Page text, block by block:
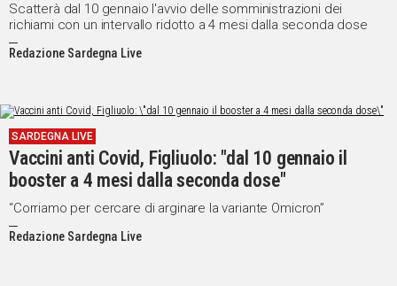
UNISCITI
WHATSAPP
Social
Scatterà dal 10 gennaio l'avvio delle somministrazioni dei
richiami con un intervallo ridotto a 4 mesi dalla seconda dose
Redazione Sardegna Live
SARDEGNA LIVE
Vaccini anti Covid, Figliuolo: "dal 10 gennaio il
booster a 4 mesi dalla seconda dose"
“Corriamo per cercare di arginare la variante Omicron”
Redazione Sardegna Live